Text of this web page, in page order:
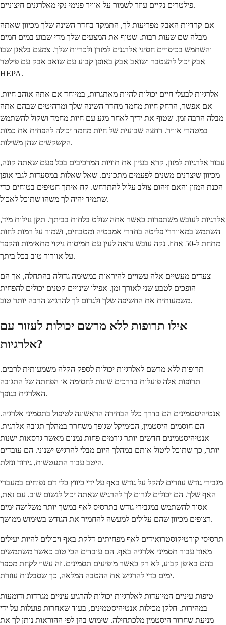
פילטרים נקיים עוזר לשמור על אוויר פנימי נקי מאלרגנים חיצוניים.
אם קרדיות האבק מפריעות לך, התמקד בחדר השינה שלך מכיוון שאתה
מבלה שם שעות רבות. שטוף את המצעים שלך מדי שבוע במים חמים
והשתמש בכיסויים חסיני אלרגנים למזרן ולכריות שלך. צמצם בלאגן שבו
אבק יכול להצטבר ושואב אבק באופן קבוע עם שואב אבק עם פילטר
HEPA.
אלרגיות לבעלי חיים יכולות להיות מאתגרות, במיוחד אם אתה אוהב חיות.
אם אפשר, הרחק חיות מחמד מחדר השינה שלך ומרהיטים שבהם אתה
מבלה הרבה זמן. שטוף את ידיך לאחר מגע עם חיות מחמד ושקול להשתמש
במטהרי אוויר. רחצה שבועית של חיות מחמד יכולה להפחית את כמות
הקשקשים שהן משילות.
עבור אלרגיות למזון, קרא בעיון את תוויות המרכיבים בכל פעם שאתה קונה,
מכיוון שיצרנים משנים לפעמים מתכונים. שאל שאלות במסעדות לגבי אופן
הכנת המזון והאם זיהום צולב עלול להתרחש. קח איתך חטיפים בטוחים כדי
שתמיד יהיה לך משהו שתוכל לאכול.
אלרגיות לעובש משתפרות כאשר אתה שולט בלחות בביתך. תקן נזילות מיד,
השתמש במאווררי פליטה בחדרי אמבטיה ומטבחים, ושמור על רמות לחות
מתחת ל-50 אחוז. נקה עובש נראה לעין עם תמיסות ניקוי מתאימות והקפד
על אוורור טוב בכל ביתך.
צעדים מעשיים אלה עשויים להיראות כמשימה גדולה בהתחלה, אך הם
הופכים לטבע שני לאורך זמן. אפילו שינויים קטנים יכולים להפחית
משמעותית את החשיפה שלך ולגרום לך להרגיש הרבה יותר טוב.
אילו תרופות ללא מרשם יכולות לעזור עם
אלרגיות?
תרופות ללא מרשם לאלרגיות יכולות לספק הקלה משמעותית לרבים.
תרופות אלה פועלות בדרכים שונות לחסימה או הפחתה של התגובה
האלרגית בגופך.
אנטיהיסטמינים הם בדרך כלל הבחירה הראשונה לטיפול בתסמיני אלרגיה.
הם חוסמים היסטמין, הכימיקל שגופך משחרר במהלך תגובה אלרגית.
אנטיהיסטמינים חדשים יותר גורמים פחות נמנום מאשר גרסאות ישנות
יותר, כך שתוכל ליטול אותם במהלך היום מבלי להרגיש ישנוני. הם עובדים
היטב עבור התעטשות, גירוד ונזלת.
מגבירי גודש עוזרים להקל על גודש באף על ידי כיווץ כלי דם נפוחים במעברי
האף שלך. הם יכולים לגרום לך להרגיש שאתה יכול לנשום שוב. עם זאת,
אסור להשתמש במגבירי גודש בתרסיס לאף במשך יותר משלושה ימים
רצופים מכיוון שהם עלולים למעשה להחמיר את הגודש בשימוש ממושך.
תרסיסי קורטיקוסטרואידים לאף מפחיתים דלקת באף ויכולים להיות יעילים
מאוד עבור תסמיני אלרגיה באף. הם עובדים הכי טוב כאשר משתמשים
בהם באופן קבוע, לא רק כאשר מופיעים תסמינים. זה עשוי לקחת מספר
ימים כדי להרגיש את ההטבה המלאה, כך שסבלנות עוזרת.
טיפות עיניים המיועדות לאלרגיות יכולות להרגיע עיניים מגרדות ודומעות
במהירות. חלקן מכילות אנטיהיסטמינים, בעוד שאחרות פועלות על ידי
מניעת שחרור היסטמין מלכתחילה. שימוש בהן לפי ההוראות נותן לך את